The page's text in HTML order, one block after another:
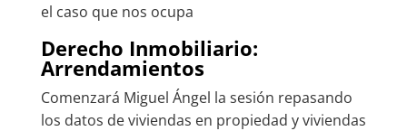
el caso que nos ocupa
Derecho Inmobiliario:
Arrendamientos
Comenzará Miguel Ángel la sesión repasando
los datos de viviendas en propiedad y viviendas